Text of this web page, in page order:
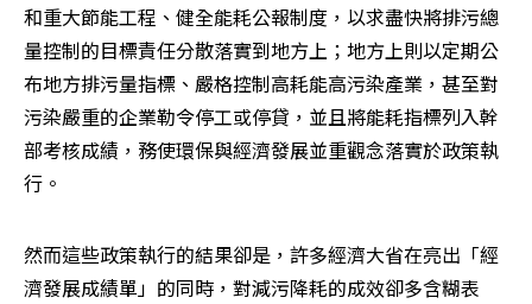
和重大節能工程、健全能耗公報制度，以求盡快將排污總
量控制的目標責任分散落實到地方上；地方上則以定期公
布地方排污量指標、嚴格控制高耗能高污染產業，甚至對
污染嚴重的企業勒令停工或停貸，並且將能耗指標列入幹
部考核成績，務使環保與經濟發展並重觀念落實於政策執
行。
然而這些政策執行的結果卻是，許多經濟大省在亮出「經
濟發展成績單」的同時，對減污降耗的成效卻多含糊表